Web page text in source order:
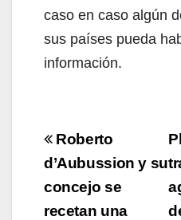
caso en caso algún
sus países pueda
información.
de
entradas
Roberto
d’Aubussion y su
concejo se
recetan una